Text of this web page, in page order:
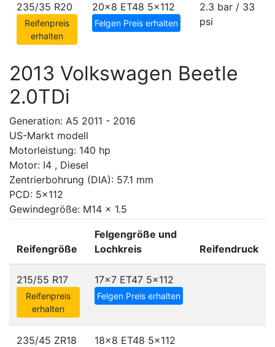
235/35 R20
Reifenpreis
erhalten
20x8 ET48 5x112
Felgen Preis erhalten
2.3 bar / 33
psi
2013 Volkswagen Beetle
2.0TDi
Generation: A5 2011 - 2016
US-Markt modell
Motorleistung: 140 hp
Motor: I4 , Diesel
Zentrierbohrung (DIA): 57.1 mm
PCD: 5x112
Gewindegröße: M14 x 1.5
Reifengröße
Felgengröße und
Lochkreis
Reifendruck
215/55 R17
Reifenpreis
erhalten
17x7 ET47 5x112
Felgen Preis erhalten
235/45 ZR18
18x8 ET48 5x112